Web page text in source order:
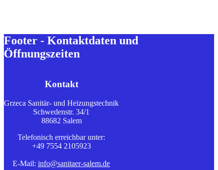
Footer - Kontaktdaten und
Öffnungszeiten
Kontakt
Grzeca Sanitär- und Heizungstechnik
Schwedenstr. 34/1
88682 Salem
Telefonisch erreichbar unter:
+49 7554 2105923
E-Mail: info@sanitaer-salem.de